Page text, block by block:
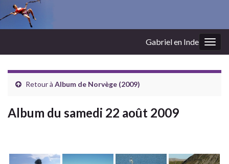
Gabriel en Inde
Retour à Album de Norvège (2009)
Album du samedi 22 août 2009